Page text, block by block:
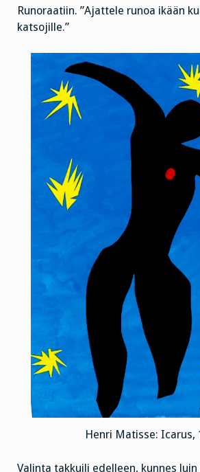
Runoraatiin. ”Ajattele runoa ikään
katsojille.”
Henri Matisse: Icarus,
Valinta takkuili edelleen, kunnes